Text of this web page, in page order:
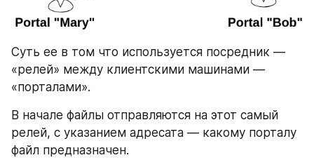
Суть ее в том что используется посредник —
«релей» между клиентскими машинами —
«порталами».
В начале файлы отправляются на этот самый
релей, с указанием адресата — какому порталу
файл предназначен.